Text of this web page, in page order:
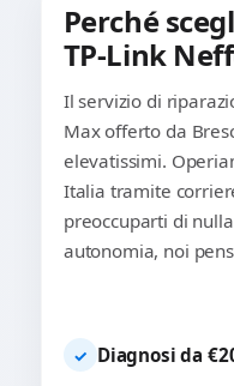
Perché
TP-Link
Il servizio di
Max offerto da
elevatissimi.
Italia tramite
preoccuparti di
autonomia, noi
✓ Diagnosi da